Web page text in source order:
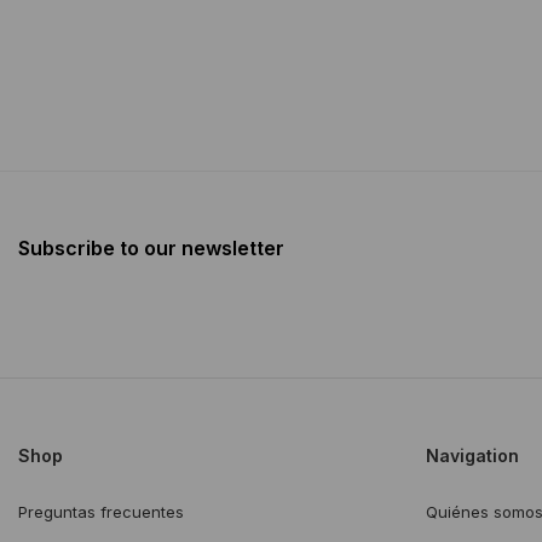
Subscribe to our newsletter
Shop
Preguntas frecuentes
Navigation
Quiénes somos